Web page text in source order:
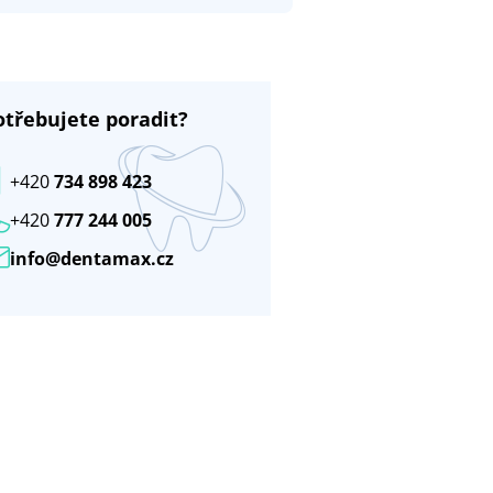
poradit?
info@dentamax.cz
+420777 244 005
+420734 898 423